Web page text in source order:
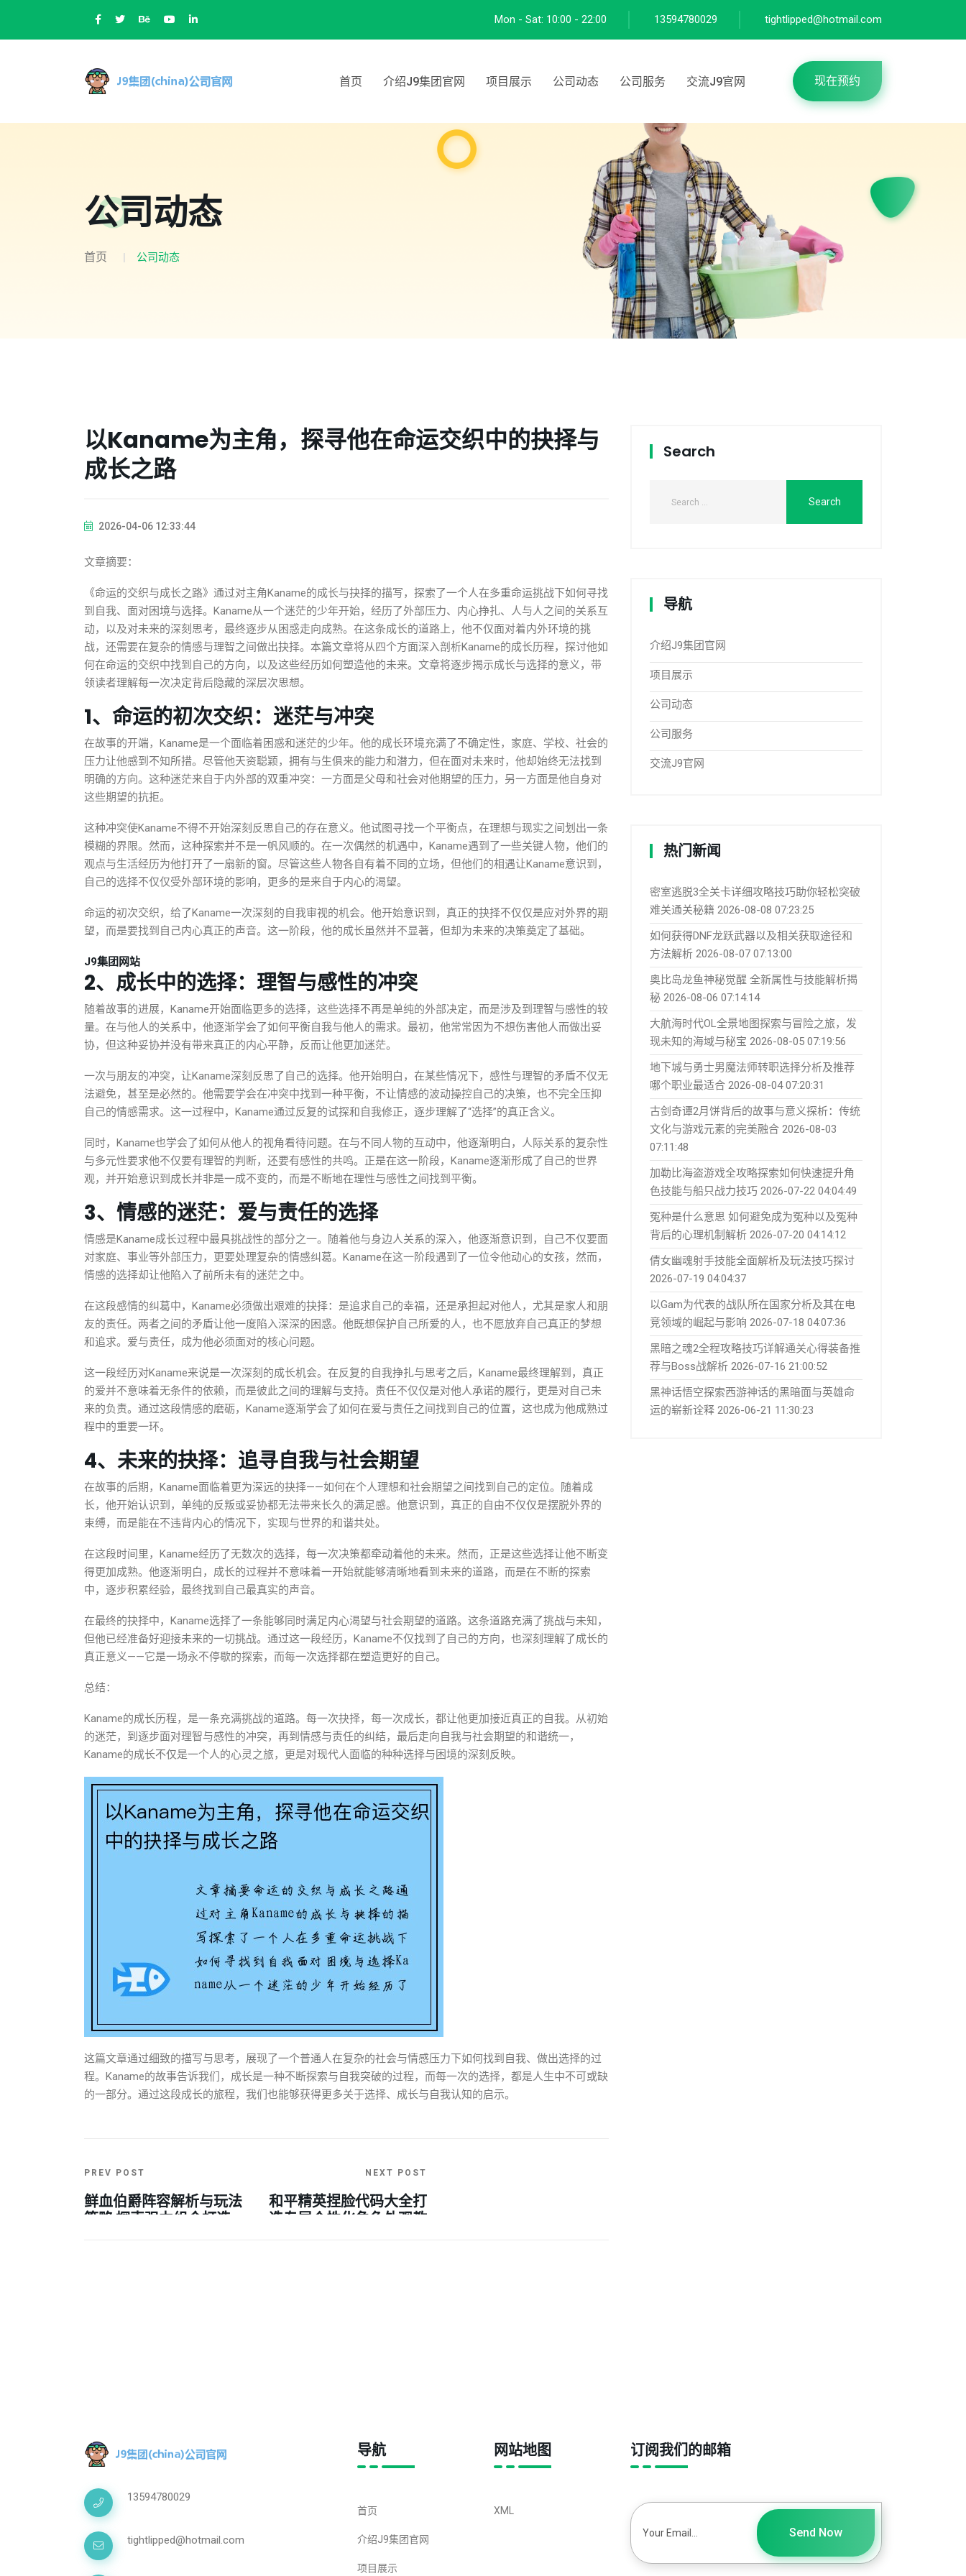
Mon - Sat: 10:00 - 22:00 13594780029 tightlipped@hotmail.com
首页 介绍J9集团官网 项目展示 公司动态 公司服务 交流J9官网 现在预约
公司动态
首页 公司动态
以Kaname为主角，探寻他在命运交织中的抉择与
成长之路
2026-04-06 12:33:44
文章摘要：
《命运的交织与成长之路》通过对主角Kaname的成长与抉择的描写，探索了一个人在多重命运挑战下如何寻找
到自我、面对困境与选择。Kaname从一个迷茫的少年开始，经历了外部压力、内心挣扎、人与人之间的关系互
动，以及对未来的深刻思考，最终逐步从困惑走向成熟。在这条成长的道路上，他不仅面对着内外环境的挑
战，还需要在复杂的情感与理智之间做出抉择。本篇文章将从四个方面深入剖析Kaname的成长历程，探讨他如
何在命运的交织中找到自己的方向，以及这些经历如何塑造他的未来。文章将逐步揭示成长与选择的意义，带
领读者理解每一次决定背后隐藏的深层次思想。
1、命运的初次交织：迷茫与冲突
在故事的开端，Kaname是一个面临着困惑和迷茫的少年。他的成长环境充满了不确定性，家庭、学校、社会的
压力让他感到不知所措。尽管他天资聪颖，拥有与生俱来的能力和潜力，但在面对未来时，他却始终无法找到
明确的方向。这种迷茫来自于内外部的双重冲突：一方面是父母和社会对他期望的压力，另一方面是他自身对
这些期望的抗拒。
这种冲突使Kaname不得不开始深刻反思自己的存在意义。他试图寻找一个平衡点，在理想与现实之间划出一条
模糊的界限。然而，这种探索并不是一帆风顺的。在一次偶然的机遇中，Kaname遇到了一些关键人物，他们的
观点与生活经历为他打开了一扇新的窗。尽管这些人物各自有着不同的立场，但他们的相遇让Kaname意识到，
自己的选择不仅仅受外部环境的影响，更多的是来自于内心的渴望。
命运的初次交织，给了Kaname一次深刻的自我审视的机会。他开始意识到，真正的抉择不仅仅是应对外界的期
望，而是要找到自己内心真正的声音。这一阶段，他的成长虽然并不显著，但却为未来的决策奠定了基础。
J9集团网站
2、成长中的选择：理智与感性的冲突
随着故事的进展，Kaname开始面临更多的选择，这些选择不再是单纯的外部决定，而是涉及到理智与感性的较
量。在与他人的关系中，他逐渐学会了如何平衡自我与他人的需求。最初，他常常因为不想伤害他人而做出妥
协，但这种妥协并没有带来真正的内心平静，反而让他更加迷茫。
一次与朋友的冲突，让Kaname深刻反思了自己的选择。他开始明白，在某些情况下，感性与理智的矛盾不仅无
法避免，甚至是必然的。他需要学会在冲突中找到一种平衡，不让情感的波动操控自己的决策，也不完全压抑
自己的情感需求。这一过程中，Kaname通过反复的试探和自我修正，逐步理解了“选择”的真正含义。
同时，Kaname也学会了如何从他人的视角看待问题。在与不同人物的互动中，他逐渐明白，人际关系的复杂性
与多元性要求他不仅要有理智的判断，还要有感性的共鸣。正是在这一阶段，Kaname逐渐形成了自己的世界
观，并开始意识到成长并非是一成不变的，而是不断地在理性与感性之间找到平衡。
3、情感的迷茫：爱与责任的选择
情感是Kaname成长过程中最具挑战性的部分之一。随着他与身边人关系的深入，他逐渐意识到，自己不仅要面
对家庭、事业等外部压力，更要处理复杂的情感纠葛。Kaname在这一阶段遇到了一位令他动心的女孩，然而，
情感的选择却让他陷入了前所未有的迷茫之中。
在这段感情的纠葛中，Kaname必须做出艰难的抉择：是追求自己的幸福，还是承担起对他人，尤其是家人和朋
友的责任。两者之间的矛盾让他一度陷入深深的困惑。他既想保护自己所爱的人，也不愿放弃自己真正的梦想
和追求。爱与责任，成为他必须面对的核心问题。
这一段经历对Kaname来说是一次深刻的成长机会。在反复的自我挣扎与思考之后，Kaname最终理解到，真正
的爱并不意味着无条件的依赖，而是彼此之间的理解与支持。责任不仅仅是对他人承诺的履行，更是对自己未
来的负责。通过这段情感的磨砺，Kaname逐渐学会了如何在爱与责任之间找到自己的位置，这也成为他成熟过
程中的重要一环。
4、未来的抉择：追寻自我与社会期望
在故事的后期，Kaname面临着更为深远的抉择——如何在个人理想和社会期望之间找到自己的定位。随着成
长，他开始认识到，单纯的反叛或妥协都无法带来长久的满足感。他意识到，真正的自由不仅仅是摆脱外界的
束缚，而是能在不违背内心的情况下，实现与世界的和谐共处。
在这段时间里，Kaname经历了无数次的选择，每一次决策都牵动着他的未来。然而，正是这些选择让他不断变
得更加成熟。他逐渐明白，成长的过程并不意味着一开始就能够清晰地看到未来的道路，而是在不断的探索
中，逐步积累经验，最终找到自己最真实的声音。
在最终的抉择中，Kaname选择了一条能够同时满足内心渴望与社会期望的道路。这条道路充满了挑战与未知，
但他已经准备好迎接未来的一切挑战。通过这一段经历，Kaname不仅找到了自己的方向，也深刻理解了成长的
真正意义——它是一场永不停歇的探索，而每一次选择都在塑造更好的自己。
总结：
Kaname的成长历程，是一条充满挑战的道路。每一次抉择，每一次成长，都让他更加接近真正的自我。从初始
的迷茫，到逐步面对理智与感性的冲突，再到情感与责任的纠结，最后走向自我与社会期望的和谐统一，
Kaname的成长不仅是一个人的心灵之旅，更是对现代人面临的种种选择与困境的深刻反映。
这篇文章通过细致的描写与思考，展现了一个普通人在复杂的社会与情感压力下如何找到自我、做出选择的过
程。Kaname的故事告诉我们，成长是一种不断探索与自我突破的过程，而每一次的选择，都是人生中不可或缺
的一部分。通过这段成长的旅程，我们也能够获得更多关于选择、成长与自我认知的启示。
PREV POST
鲜血伯爵阵容解析与玩法
策略 探索强力组合打造
NEXT POST
和平精英捏脸代码大全打
造专属个性化角色外观教
Search
导航
介绍J9集团官网
项目展示
公司动态
公司服务
交流J9官网
热门新闻
密室逃脱3全关卡详细攻略技巧助你轻松突破
难关通关秘籍 2026-08-08 07:23:25
如何获得DNF龙跃武器以及相关获取途径和
方法解析 2026-08-07 07:13:00
奥比岛龙鱼神秘觉醒 全新属性与技能解析揭
秘 2026-08-06 07:14:14
大航海时代OL全景地图探索与冒险之旅，发
现未知的海域与秘宝 2026-08-05 07:19:56
地下城与勇士男魔法师转职选择分析及推荐
哪个职业最适合 2026-08-04 07:20:31
古剑奇谭2月饼背后的故事与意义探析：传统
文化与游戏元素的完美融合 2026-08-03
07:11:48
加勒比海盗游戏全攻略探索如何快速提升角
色技能与船只战力技巧 2026-07-22 04:04:49
冤种是什么意思 如何避免成为冤种以及冤种
背后的心理机制解析 2026-07-20 04:14:12
倩女幽魂射手技能全面解析及玩法技巧探讨
2026-07-19 04:04:37
以Gam为代表的战队所在国家分析及其在电
竞领域的崛起与影响 2026-07-18 04:07:36
黑暗之魂2全程攻略技巧详解通关心得装备推
荐与Boss战解析 2026-07-16 21:00:52
黑神话悟空探索西游神话的黑暗面与英雄命
运的崭新诠释 2026-06-21 11:30:23
13594780029
tightlipped@hotmail.com
导航
首页
介绍J9集团官网
项目展示
网站地图
XML
订阅我们的邮箱
Send Now